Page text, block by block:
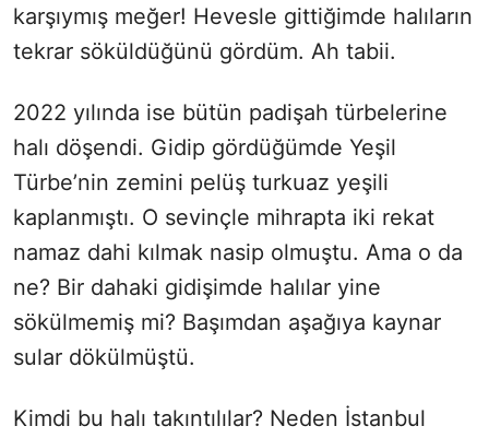
karşıymış meğer! Hevesle gittiğimde halıların
tekrar söküldüğünü gördüm. Ah tabii.
2022 yılında ise bütün padişah türbelerine
halı döşendi. Gidip gördüğümde Yeşil
Türbe’nin zemini pelüş turkuaz yeşili
kaplanmıştı. O sevinçle mihrapta iki rekat
namaz dahi kılmak nasip olmuştu. Ama o da
ne? Bir dahaki gidişimde halılar yine
sökülmemiş mi? Başımdan aşağıya kaynar
sular dökülmüştü.
Kimdi bu halı takıntılılar? Neden İstanbul